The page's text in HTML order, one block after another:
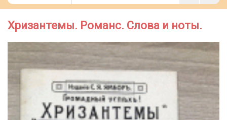
Хризантемы. Романс. Слова и ноты.